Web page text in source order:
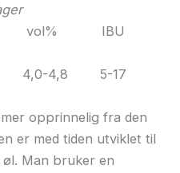
IBU
10 4,0-4,8 5-17
opprinnelig fra den
er med tiden utviklet til
Man bruker en